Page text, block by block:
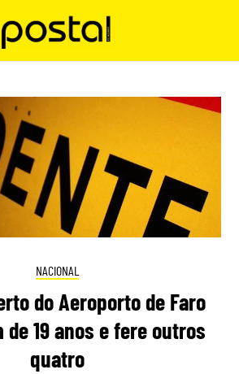
NACIONAL
do Aeroporto de Faro
de 19 anos e fere outros
quatro